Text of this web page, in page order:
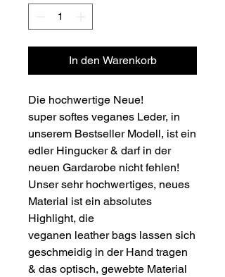
In den Warenkorb
Die hochwertige Neue!
super softes veganes Leder, in
unserem Bestseller Modell, ist ein
edler Hingucker & darf in der
neuen Gardarobe nicht fehlen!
Unser sehr hochwertiges, neues
Material ist ein absolutes
Highlight, die
veganen leather bags lassen sich
geschmeidig in der Hand tragen
& das optisch, gewebte Material